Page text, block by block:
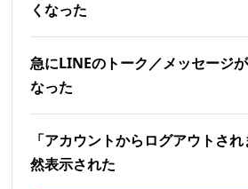
くなった
急にLINEのトーク／メッセージ
なった
「アカウントからログアウトさ
然表示された